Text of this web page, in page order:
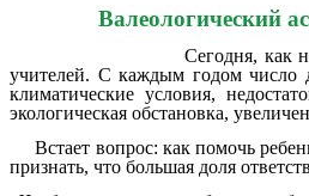
Валеологический
Сегодня, как
учителей. С каждым годом число
климатические условия,
экологическая обстановка,
Встает вопрос: как помочь
признать, что большая доля